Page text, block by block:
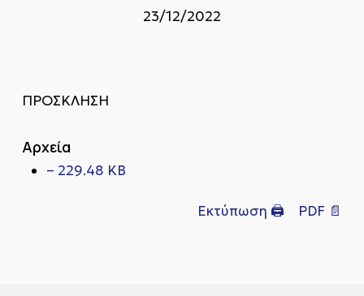
23/12/2022
ΠΡΟΣΚΛΗΣΗ
Αρχεία
– 229.48 KB
Εκτύπωση 🖨 PDF 📄